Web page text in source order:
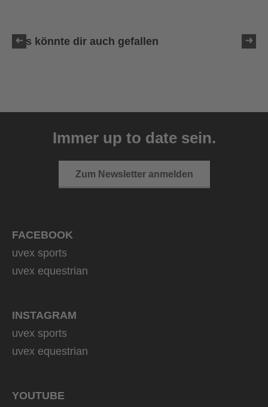
Das könnte dir auch gefallen
1 FarbvariantenImmer up to date sein.
Zum Newsletter anmelden
FACEBOOK
uvex sports
uvex equestrian
INSTAGRAM
uvex sports
uvex equestrian
YOUTUBE